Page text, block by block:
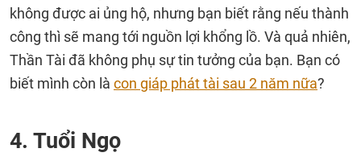
không được ai ủng hộ, nhưng bạn biết rằng nếu thành
công thì sẽ mang tới nguồn lợi khổng lồ. Và quả nhiên,
Thần Tài đã không phụ sự tin tưởng của bạn. Bạn có
biết mình còn là con giáp phát tài sau 2 năm nữa?
4. Tuổi Ngọ